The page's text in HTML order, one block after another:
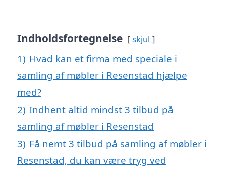
Indholdsfortegnelse skjul
1) Hvad kan et firma med speciale i
samling af møbler i Resenstad hjælpe
med?
2) Indhent altid mindst 3 tilbud på
samling af møbler i Resenstad
3) Få nemt 3 tilbud på samling af møbler i
Resenstad, du kan være tryg ved